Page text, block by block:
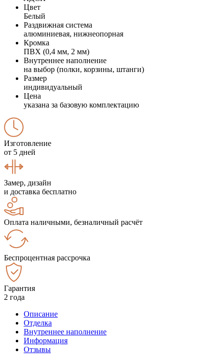
Цвет
Белый
Раздвижная система
алюминиевая, нижнеопорная
Кромка
ПВХ (0,4 мм, 2 мм)
Внутреннее наполнение
на выбор (полки, корзины, штанги)
Размер
индивидуальный
Цена
указана за базовую комплектацию
Изготовление
от 5 дней
Замер, дизайн
и доставка бесплатно
Оплата наличными, безналичный расчёт
Беспроцентная рассрочка
Гарантия
2 года
Описание
Отделка
Внутреннее наполнение
Информация
Отзывы